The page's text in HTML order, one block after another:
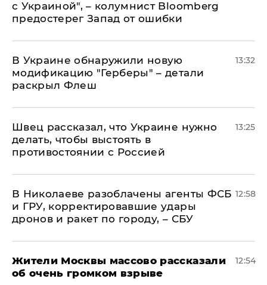
с Украиной", – колумнист Bloomberg
предостерег Запад от ошибки
В Украине обнаружили новую
модификацию "Герберы" – детали
раскрыл Флеш
13:32
Швец рассказал, что Украине нужно
делать, чтобы выстоять в
противостоянии с Россией
13:25
В Николаеве разоблачены агенты ФСБ
и ГРУ, корректировавшие удары
дронов и ракет по городу, – СБУ
12:58
Жители Москвы массово рассказали
об очень громком взрыве
12:54